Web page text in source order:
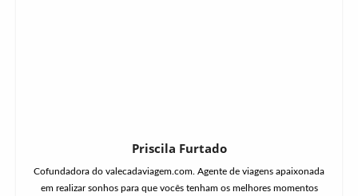
Priscila Furtado
Cofundadora do valecadaviagem.com. Agente de viagens apaixonada
em realizar sonhos para que vocês tenham os melhores momentos